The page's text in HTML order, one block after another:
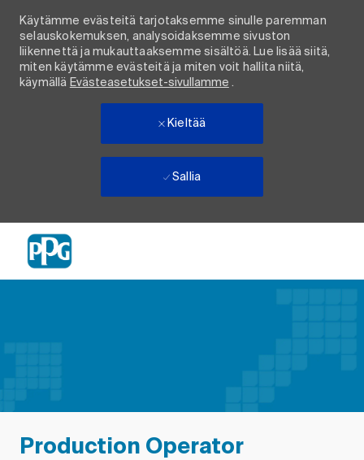
Käytämme evästeitä tarjotaksemme sinulle paremman
selauskokemuksen, analysoidaksemme sivuston
liikennettä ja mukauttaaksemme sisältöä. Lue lisää siitä,
miten käytämme evästeitä ja miten voit hallita niitä,
käymällä Evästeasetukset-sivullamme .
Kieltää
Sallia
Production Operator